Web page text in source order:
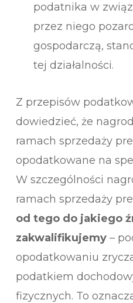
podatnika w
przez niego
gospodarczą,
tej działalności.
Z przepisów
dowiedzieć, że
ramach sprzedaży
opodatkowane na
W szczególności
ramach sprzedaży
od tego do jakiego
zakwalifikujemy–
opodatkowaniu
podatkiem
fizycznych. To